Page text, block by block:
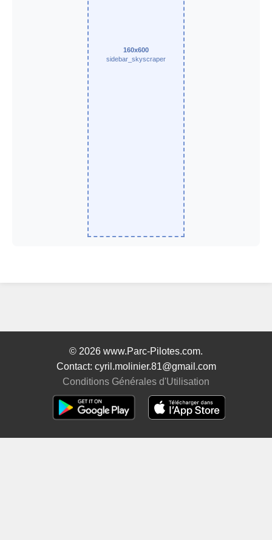
160x600
sidebar_skyscraper
© 2026 www.Parc-Pilotes.com.
Contact: cyril.molinier.81@gmail.com
Conditions Générales d'Utilisation